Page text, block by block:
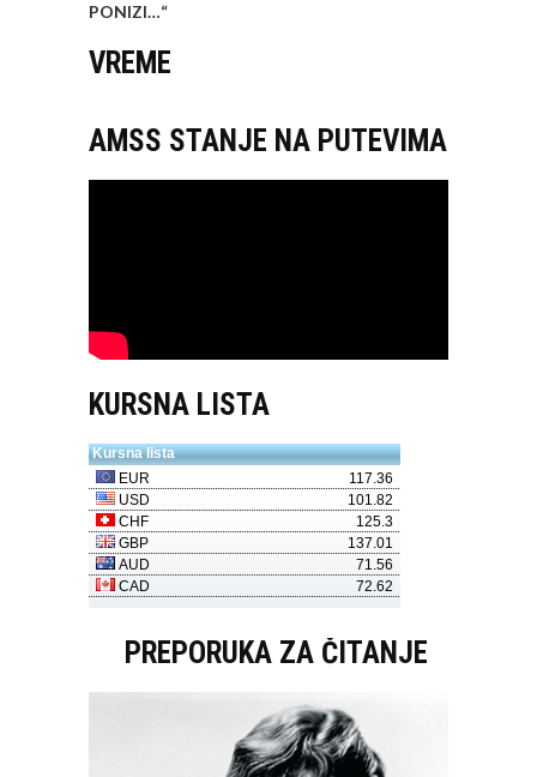
PONIZI…“
VREME
AMSS STANJE NA PUTEVIMA
KURSNA LISTA
PREPORUKA ZA ČITANJE